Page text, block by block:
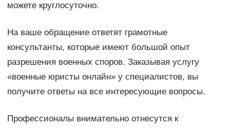
можете круглосуточно.
На ваше обращение ответят грамотные
консультанты, которые имеют большой опыт
разрешения военных споров. Заказывая услугу
«военные юристы онлайн» у специалистов, вы
получите ответы на все интересующие вопросы.
Профессионалы внимательно отнесутся к